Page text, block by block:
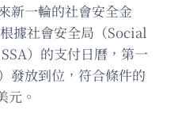
新一輪的社會安全金
據社會安全局（Social
）的支付日曆，第一
發放到位，符合條件的
元。